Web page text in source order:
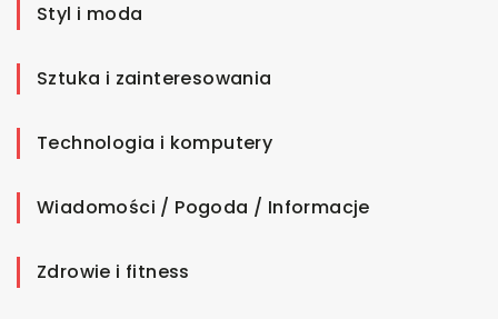
Styl i moda
Sztuka i zainteresowania
Technologia i komputery
Wiadomości / Pogoda / Informacje
Zdrowie i fitness